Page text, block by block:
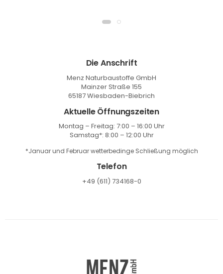
Die Anschrift
Menz Naturbaustoffe GmbH
Mainzer Straße 155
65187 Wiesbaden-Biebrich
Aktuelle Öffnungszeiten
Montag – Freitag: 7:00 – 16:00 Uhr
Samstag*: 8:00 – 12:00 Uhr
*Januar und Februar wetterbedinge Schließung möglich
Telefon
+49 (611) 734168-0